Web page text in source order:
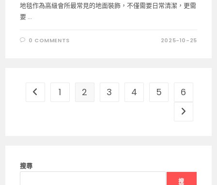
地毯作為高級會所最常見的地面裝飾，不僅需要日常清潔，更需
要 ...
0 COMMENTS 2025-10-25
Go to the previous page
1 2 3 4 5 6
Go to the
搜尋
搜